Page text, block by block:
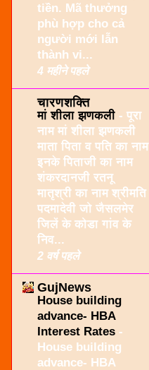
tiền. Mã thưởng
phù hợp cho cả
người mới lẫn
thành vi...
4 महीने पहले
चारणशक्ति
मां शीला झणकली - पूरा
नाम मां शीला झणकली
माता पिता व पति का नाम
इनके पिताजी का नाम
शंकरदानजी रतनू
मातृश्री का नाम श्रीमति
पदमादेवी जो जैसलमेर
जिलें के कोडा गांव के
निव...
2 वर्ष पहले
GujNews
House building
advance- HBA
Interest Rates -
House building
advance- HBA